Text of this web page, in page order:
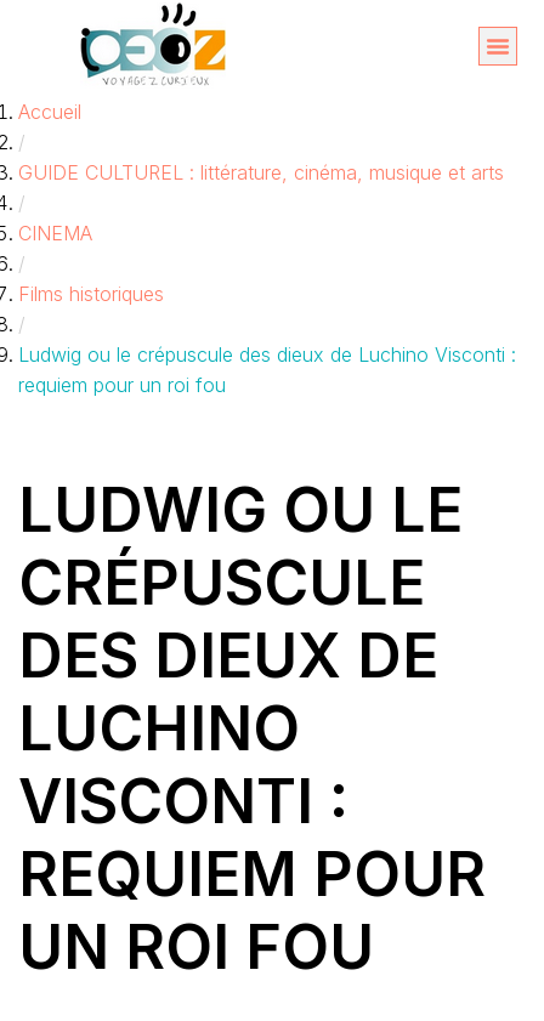
contenu
Accueil
/
GUIDE CULTUREL : littérature, cinéma, musique et arts
/
CINEMA
/
Films historiques
/
Ludwig ou le crépuscule des dieux de Luchino Visconti :
requiem pour un roi fou
LUDWIG OU LE
CRÉPUSCULE
DES DIEUX DE
LUCHINO
VISCONTI :
REQUIEM POUR
UN ROI FOU